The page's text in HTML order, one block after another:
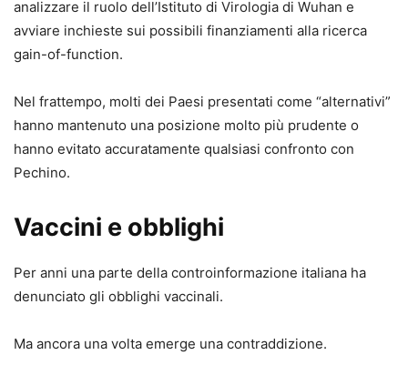
analizzare il ruolo dell’Istituto di Virologia di Wuhan e
avviare inchieste sui possibili finanziamenti alla ricerca
gain-of-function.
Nel frattempo, molti dei Paesi presentati come “alternativi”
hanno mantenuto una posizione molto più prudente o
hanno evitato accuratamente qualsiasi confronto con
Pechino.
Vaccini e obblighi
Per anni una parte della controinformazione italiana ha
denunciato gli obblighi vaccinali.
Ma ancora una volta emerge una contraddizione.